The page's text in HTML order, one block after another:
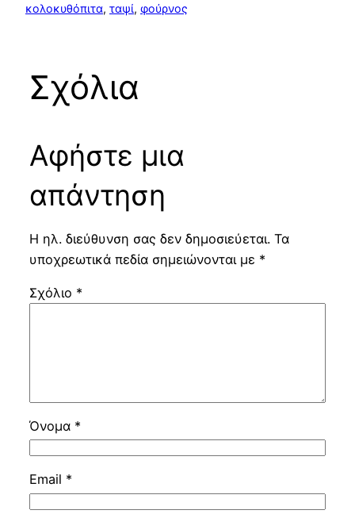
κολοκυθόπιτα, ταψί, φούρνος
Σχόλια
Αφήστε μια
απάντηση
Η ηλ. διεύθυνση σας δεν δημοσιεύεται. Τα
υποχρεωτικά πεδία σημειώνονται με *
Σχόλιο *
Όνομα *
Email *